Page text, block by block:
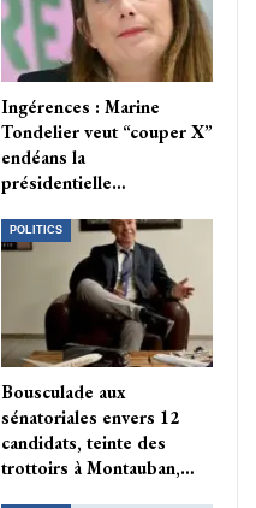
Ingérences : Marine
Tondelier veut “couper X”
endéans la
présidentielle…
POLITICS
Bousculade aux
sénatoriales envers 12
candidats, teinte des
trottoirs à Montauban,…